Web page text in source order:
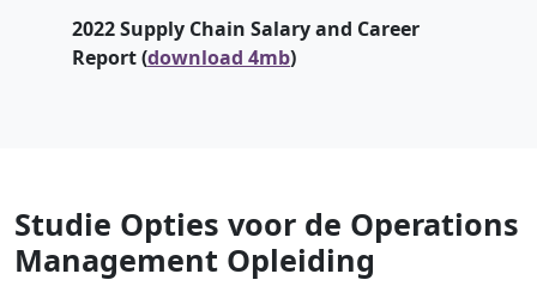
2022 Supply Chain Salary and Career
Report (download 4mb)
Studie Opties voor de Operations
Management Opleiding